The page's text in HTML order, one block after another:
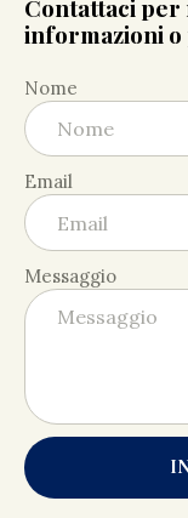
Contattaci
informazioni
Nome
Email
Messaggio